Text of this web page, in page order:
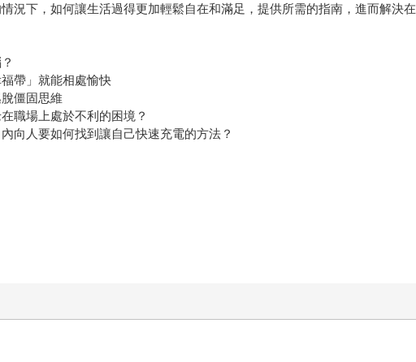
況下，如何讓生活過得更加輕鬆自在和滿足，提供所需的指南，進而解決
帶」就能相處愉快
僵固思維
職場上處於不利的困境？
向人要如何找到讓自己快速充電的方法？